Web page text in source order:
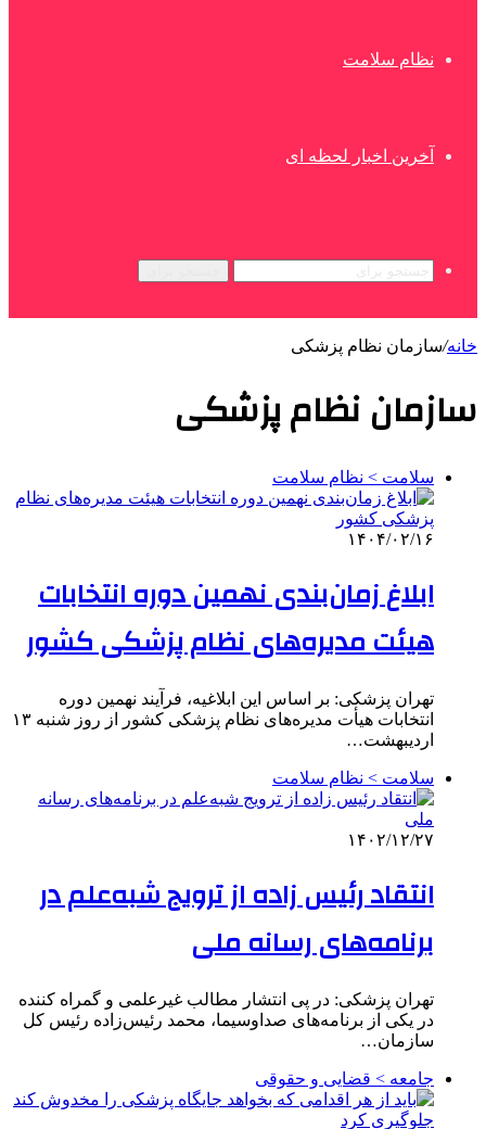
نظام سلامت
آخرین اخبار لحظه ای
خانه/سازمان نظام پزشکی
سازمان نظام پزشکی
سلامت > نظام سلامت
۱۴۰۴/۰۲/۱۶
ابلاغ زمان‌بندی نهمین دوره انتخابات
هیئت مدیره‌های نظام پزشکی کشور
تهران پزشکی: بر اساس این ابلاغیه، فرآیند نهمین دوره
انتخابات هیأت مدیره‌های نظام پزشکی کشور از روز شنبه ۱۳
اردیبهشت…
سلامت > نظام سلامت
۱۴۰۲/۱۲/۲۷
انتقاد رئیس زاده از ترویج شبه‌علم در
برنامه‌های رسانه ملی
تهران پزشکی: در پی انتشار مطالب غیرعلمی و گمراه کننده
در یکی از برنامه‌های صداوسیما، محمد رئیس‌زاده رئیس کل
سازمان…
جامعه > قضایی و حقوقی